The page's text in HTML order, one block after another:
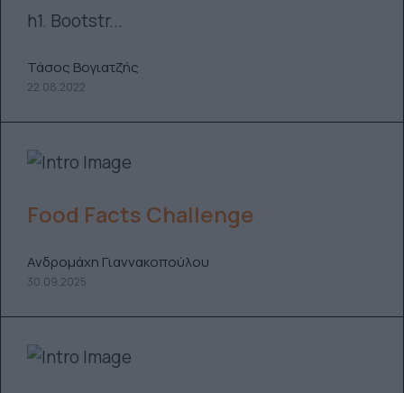
h1. Bootstr...
Τάσος Βογιατζής
22.08.2022
Food Facts Challenge
Ανδρομάχη Γιαννακοπούλου
30.09.2025